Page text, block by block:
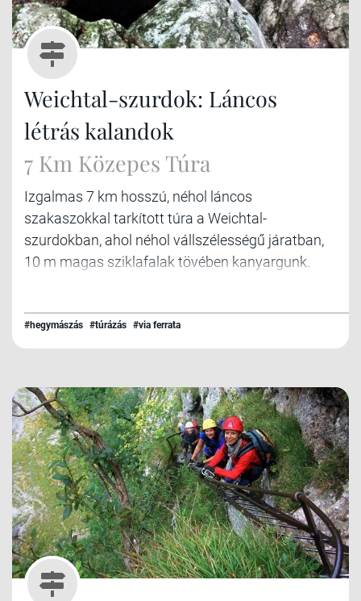
Weichtal-szurdok: Láncos
létrás kalandok
7 Km Közepes Túra
Izgalmas 7 km hosszú, néhol láncos
szakaszokkal tarkított túra a Weichtal-
szurdokban, ahol néhol vállszélességű járatban,
10 m magas sziklafalak tövében kanyargunk.
#hegymászás #túrázás #via ferrata